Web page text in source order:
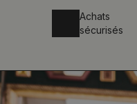
Achats
sécurisés